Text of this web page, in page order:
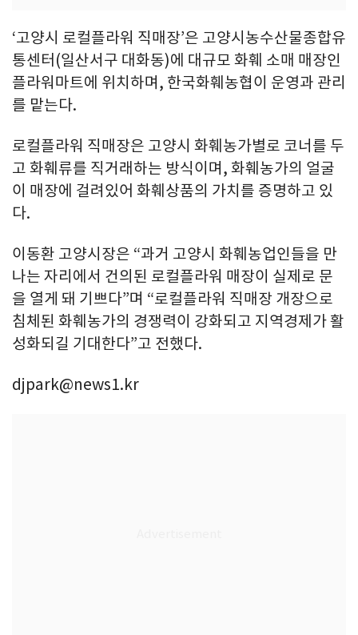
‘고양시 로컬플라워 직매장’은 고양시농수산물종합유
통센터(일산서구 대화동)에 대규모 화훼 소매 매장인
플라워마트에 위치하며, 한국화훼농협이 운영과 관리
를 맡는다.
로컬플라워 직매장은 고양시 화훼농가별로 코너를 두
고 화훼류를 직거래하는 방식이며, 화훼농가의 얼굴
이 매장에 걸려있어 화훼상품의 가치를 증명하고 있
다.
이동환 고양시장은 “과거 고양시 화훼농업인들을 만
나는 자리에서 건의된 로컬플라워 매장이 실제로 문
을 열게 돼 기쁘다”며 “로컬플라워 직매장 개장으로
침체된 화훼농가의 경쟁력이 강화되고 지역경제가 활
성화되길 기대한다”고 전했다.
djpark@news1.kr